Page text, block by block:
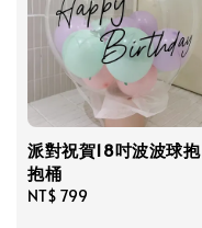
派對祝賀18吋波波球抱
抱桶
Regular
NT$ 799